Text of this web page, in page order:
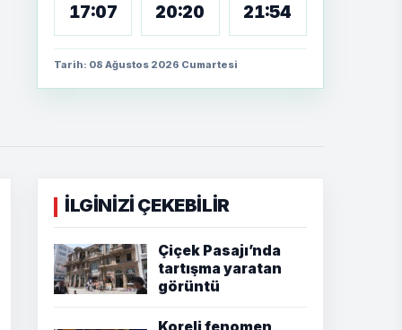
17:07 20:20 21:54
Tarih: 08 Ağustos 2026 Cumartesi
İLGİNİZİ ÇEKEBİLİR
Çiçek Pasajı’nda
tartışma yaratan
görüntü